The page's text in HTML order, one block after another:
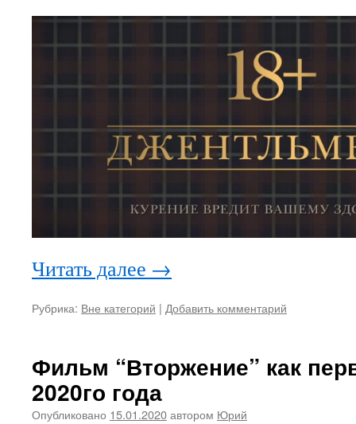
Читать далее →
Рубрика: Вне категорий | Добавить комментарий
Фильм “Вторжение” как
2020го года
Опубликовано 15.01.2020автором Юрий